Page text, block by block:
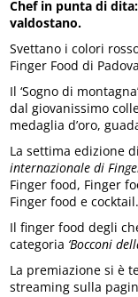
Chef in punta di
valdostano.
Svettano i colori
Finger Food di
Il ‘Sogno di
dal giovanissimo
medaglia d’oro,
La settima edizione di
internazionale di
Finger food, Finger
Finger food e cocktail.
Il finger food degli
categoria ‘Bocconi
La premiazione si è
streaming sulla